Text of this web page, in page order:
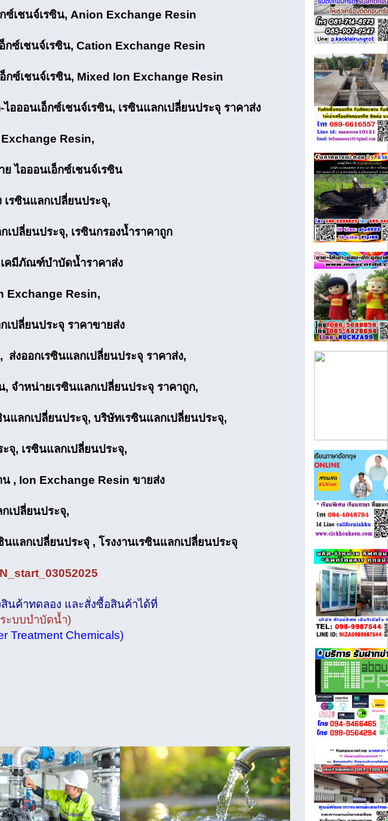
ซ์เชนจ์เรซิน, Anion Exchange Resin
กซ์เชนจ์เรซิน, Cation Exchange Resin
กซ์เชนจ์เรซิน, Mixed Ion Exchange Resin
ออนเอ็กซ์เชนจ์เรซิน, เรซินแลกเปลี่ยนประจุ ราคาส่ง
Exchange Resin,
ย ไอออนเอ็กซ์เชนจ์เรซิน
เรซินแลกเปลี่ยนประจุ,
ปลี่ยนประจุ, เรซินกรองน้ำราคาถูก
เคมีภัณฑ์บำบัดน้ำราคาส่ง
Exchange Resin,
เปลี่ยนประจุ ราคาขายส่ง
ส่งออกเรซินแลกเปลี่ยนประจุ ราคาส่ง,
, จำหน่ายเรซินแลกเปลี่ยนประจุ ราคาถูก,
แลกเปลี่ยนประจุ, บริษัทเรซินแลกเปลี่ยนประจุ,
จุ, เรซินแลกเปลี่ยนประจุ,
น , Ion Exchange Resin ขายส่ง
เปลี่ยนประจุ,
แลกเปลี่ยนประจุ , โรงงานเรซินแลกเปลี่ยนประจุ
นค้าทดลอง และสั่งซื้อสินค้าได้ที่
ะบบบำบัดน้ำ)
Treatment Chemicals)